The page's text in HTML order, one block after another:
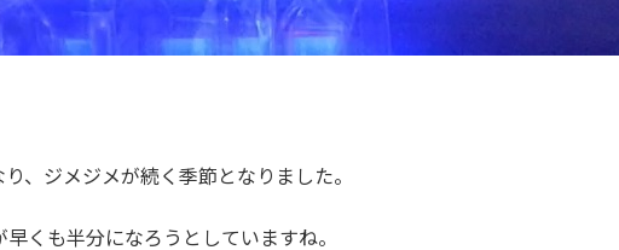
、ジメジメが続く季節となりました。
くも半分になろうとしていますね。